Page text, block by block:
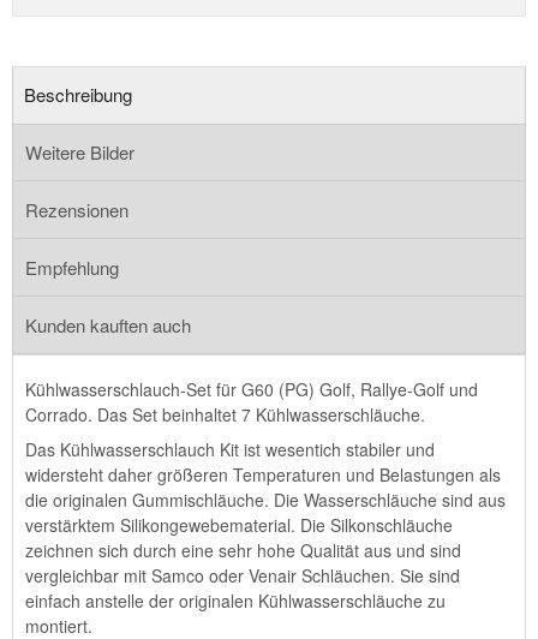
Beschreibung
Weitere Bilder
Rezensionen
Empfehlung
Kunden kauften auch
Kühlwasserschlauch-Set für G60 (PG) Golf, Rallye-Golf und
Corrado. Das Set beinhaltet 7 Kühlwasserschläuche.
Das Kühlwasserschlauch Kit ist wesentich stabiler und
widersteht daher größeren Temperaturen und Belastungen als
die originalen Gummischläuche. Die Wasserschläuche sind aus
verstärktem Silikongewebematerial. Die Silkonschläuche
zeichnen sich durch eine sehr hohe Qualität aus und sind
vergleichbar mit Samco oder Venair Schläuchen. Sie sind
einfach anstelle der originalen Kühlwasserschläuche zu
montiert.